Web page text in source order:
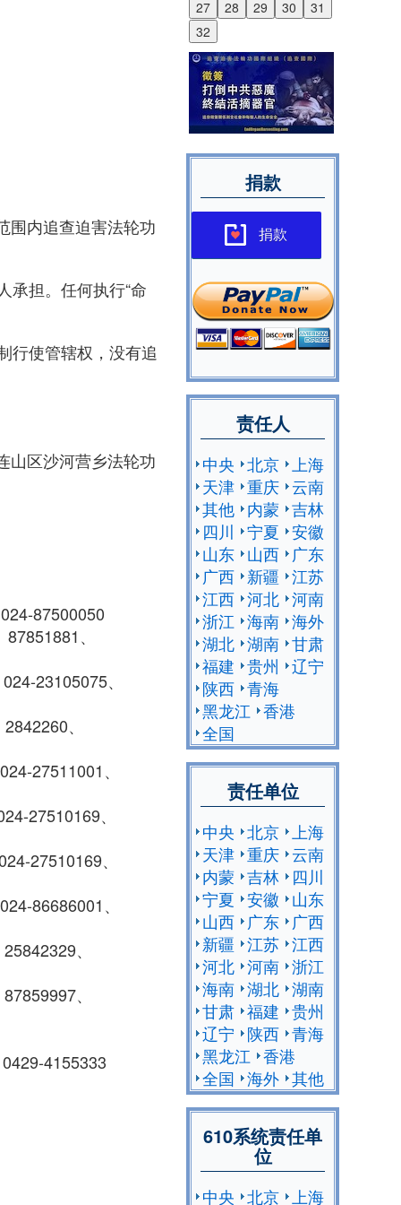
围内追查迫害法轮功
承担。任何执行“命
行使管辖权，没有追
山区沙河营乡法轮功
87500050
、
、
、
、
、
27510169、
、
、
、
4155333
27 28 29 30
31
32
捐款
捐款
责任人
中央 北京
上海
天津 重庆 云南
其他 内蒙 吉林
四川
宁夏 安徽
山东 山西
广东
广西 新疆 江苏
江西 河北 河南
浙江 海南 海外
湖北 湖南 甘肃
福建 贵州
辽宁
陕西 青海
黑龙江 香港
全国
责任单位
中央 北京
上海
天津 重庆 云南
内蒙 吉林
四川
宁夏 安徽
山东
山西
广东
广西
新疆 江苏 江西
河北 河南 浙江
海南 湖北 湖南
甘肃 福建 贵州
辽宁
陕西 青海
黑龙江 香港
全国 海外 其他
610系统责任单
位
中央 北京 上海